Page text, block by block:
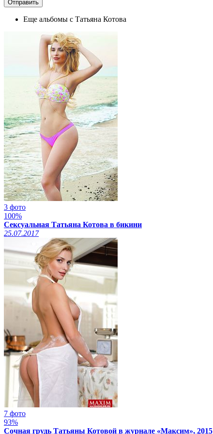
Еще альбомы с Татьяна Котова
3 фото
100%
Сексуальная Татьяна Котова в бикини
25.07.2017
7 фото
93%
Сочная грудь Татьяны Котовой в журнале «Максим», 2015